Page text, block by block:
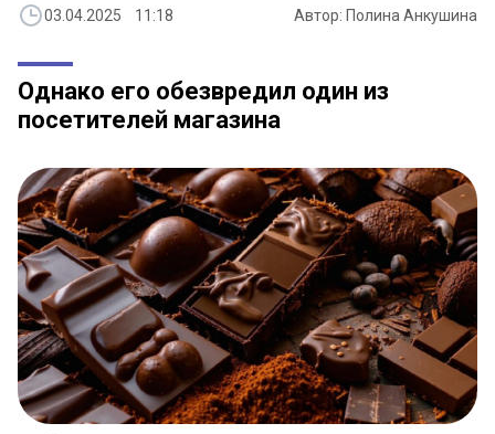
03.04.2025 11:18 Автор: Полина Анкушина
Однако его обезвредил один из
посетителей магазина